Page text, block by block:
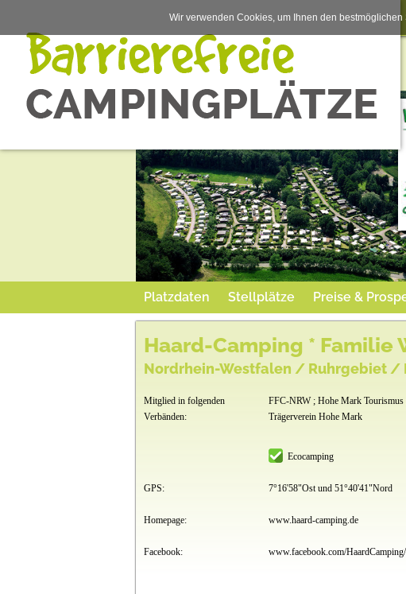
Platzdaten Stellplätze Preise &
Haard-Camping * Familie
Nordrhein-Westfalen / Ruhrgebiet /
Mitglied in folgenden
Verbänden:
FFC-NRW ; Hohe Mark Tourismus
Trägerverein Hohe Mark
Ecocamping
GPS: 7°16'58"Ost und 51°40'41"Nord
Homepage: www.haard-camping.de
Facebook: www.facebook.com/HaardCamping/
Wir verwenden Cookies, um Ihnen den